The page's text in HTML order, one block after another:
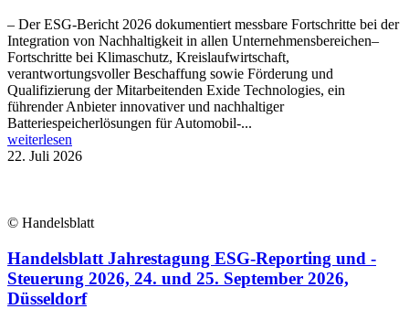
– Der ESG-Bericht 2026 dokumentiert messbare Fortschritte bei der
Integration von Nachhaltigkeit in allen Unternehmensbereichen–
Fortschritte bei Klimaschutz, Kreislaufwirtschaft,
verantwortungsvoller Beschaffung sowie Förderung und
Qualifizierung der Mitarbeitenden Exide Technologies, ein
führender Anbieter innovativer und nachhaltiger
Batteriespeicherlösungen für Automobil-...
weiterlesen
22. Juli 2026
© Handelsblatt
Handelsblatt Jahrestagung ESG-Reporting und -
Steuerung 2026, 24. und 25. September 2026,
Düsseldorf